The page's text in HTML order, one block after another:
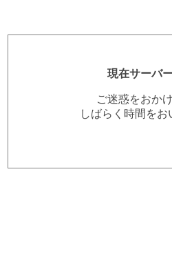
現在サーバ
ご迷惑をおか
しばらく時間を